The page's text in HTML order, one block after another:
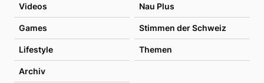
Videos Nau Plus
Games Stimmen der Schweiz
Lifestyle Themen
Archiv